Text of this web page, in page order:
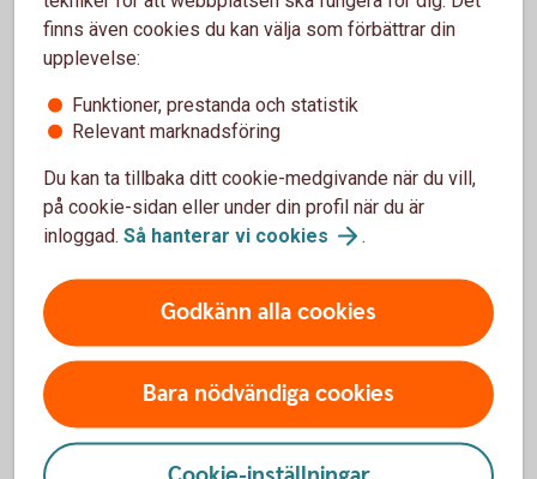
skickat filer som har förfallodag vid aktiveringsdatum så
uteblir återrapporteringen för dessa. Därför kan det vara bra
att anslutningsdatum ej ligger vid en sådan tidpunkt.
Hantera er ekonomi på ett
finns även cookies du kan välja som förbättrar din
upplevelse:
Funktioner, prestanda och statistik
Relevant marknadsföring
Du kan ta tillbaka ditt cookie-medgivande när du vill,
på cookie-sidan eller under din profil när du är
inloggad. Så hanterar vi cookies .
Godkänn alla cookies
Bara nödvändiga cookies